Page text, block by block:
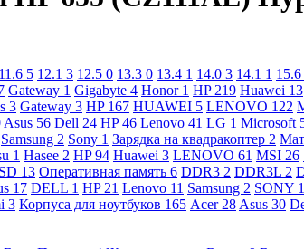
11.6 5 12.1 3 12.5 0 13.3 0 13.4 1 14.0 3 14.1 1 15.6
Gateway 1 Gigabyte 4 Honor 1 HP 219 Huawei 13
3 Gateway 3 HP 167 HUAWEI 5 LENOVO 122
Asus 56 Dell 24 HP46 Lenovo 41 LG 1 Microsoft
Samsung 2 Sony 1 Зарядка на квадракоптер 2
1 Hasee 2 HP94 Huawei 3 LENOVO 61 MSI 26
13 Оперативная память 6 DDR3 2 DDR3L 2
17 DELL 1 HP 21 Lenovo 11 Samsung 2 SONY 1
3 Корпуса для ноутбуков 165 Acer 28 Asus 30